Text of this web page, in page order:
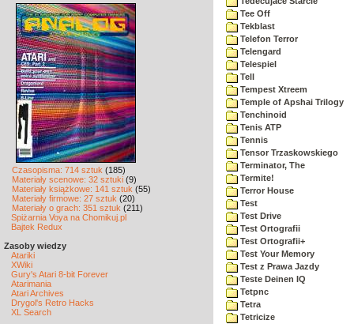
Czasopisma: 714 sztuk (185)
Materiały scenowe: 32 sztuki (9)
Materiały książkowe: 141 sztuk (55)
Materiały firmowe: 27 sztuk (20)
Materiały o grach: 351 sztuk (211)
Spiżarnia Voya na Chomikuj.pl
Bajtek Redux
Zasoby wiedzy
Atariki
XWiki
Gury's Atari 8-bit Forever
Atarimania
Atari Archives
Drygol's Retro Hacks
XL Search
Tee Off
Tekblast
Telefon Terror
Telengard
Telespiel
Tell
Tempest Xtreem
Temple of Apshai Trilogy
Tenchinoid
Tenis ATP
Tennis
Tensor Trzaskowskiego
Terminator, The
Termite!
Terror House
Test
Test Drive
Test Ortografii
Test Ortografii+
Test Your Memory
Test z Prawa Jazdy
Teste Deinen IQ
Tetpnc
Tetra
Tetricize